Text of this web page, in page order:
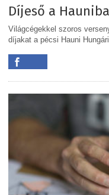
Díjeső a
Világcégekkel szoros
díjakat a pécsi Hauni